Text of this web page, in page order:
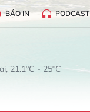
BÁO IN PODCAST
21.1°C - 25°C